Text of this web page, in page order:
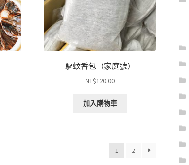
驅蚊香包（家庭號）
NT$120.00
加入購物車
1 2